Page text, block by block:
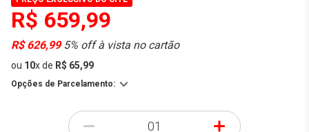
R$ 659,99
R$ 626,995% off à vista no cartão
ou 10xde R$ 65,99
Opções de Parcelamento:
- +